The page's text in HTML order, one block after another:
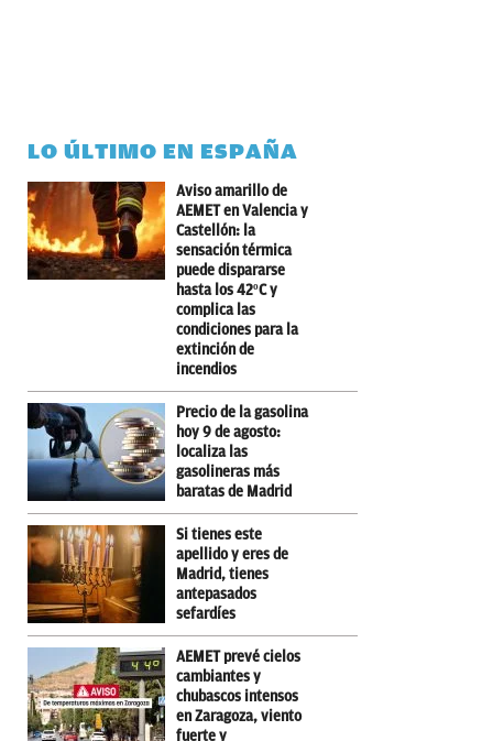
LO ÚLTIMO EN ESPAÑA
Aviso amarillo de
AEMET en Valencia y
Castellón: la
sensación térmica
puede dispararse
hasta los 42ºC y
complica las
condiciones para la
extinción de
incendios
Precio de la gasolina
hoy 9 de agosto:
localiza las
gasolineras más
baratas de Madrid
Si tienes este
apellido y eres de
Madrid, tienes
antepasados
sefardíes
AEMET prevé cielos
cambiantes y
chubascos intensos
en Zaragoza, viento
fuerte y